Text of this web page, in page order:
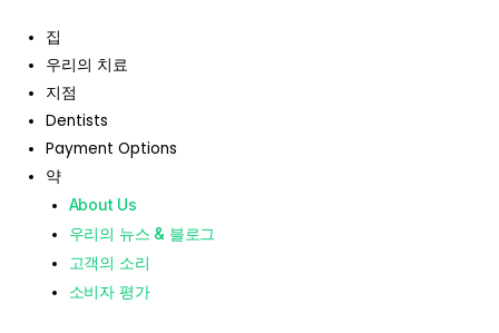
집
우리의 치료
지점
Dentists
Payment Options
약
About Us
우리의 뉴스 & 블로그
고객의 소리
소비자 평가